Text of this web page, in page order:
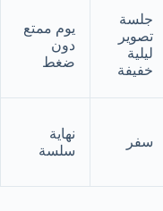
جلسة
تصوير
ليلية
خفيفة
يوم ممتع
دون
ضغط
سفر
نهاية
سلسة